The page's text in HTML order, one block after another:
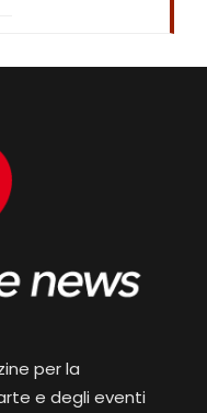
per la
e degli eventi